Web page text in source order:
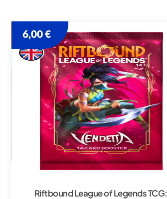
6,00€
Riftbound League of Legends TCG: